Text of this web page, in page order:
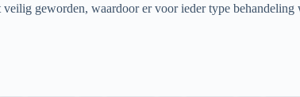
geworden, waardoor er voor ieder type behandeling